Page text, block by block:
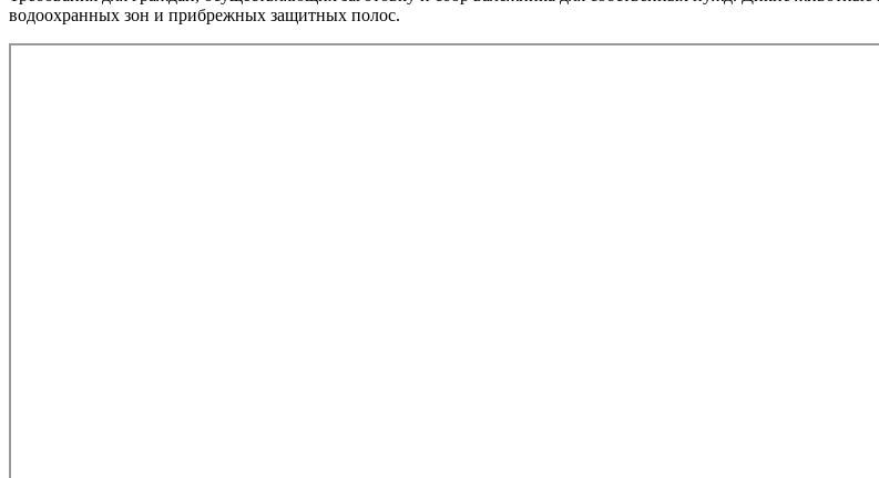
водоохранных зон и прибрежных защитных полос.